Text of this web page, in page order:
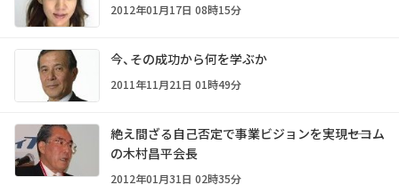
2012年01月17日 08時15分
今、その成功から何を学ぶか
2011年11月21日 01時49分
絶え間ざる自己否定で事業ビジョンを実現――セコム
の木村昌平会長
2012年01月31日 02時35分